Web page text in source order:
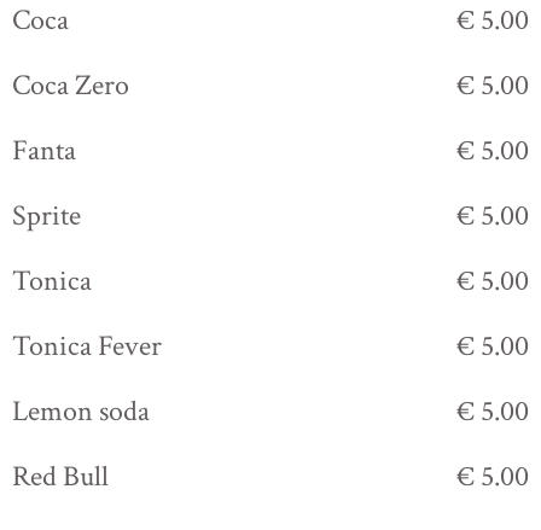
Coca
€ 5.00
Coca Zero
€ 5.00
Fanta
€ 5.00
Sprite
€ 5.00
Tonica
€ 5.00
Tonica Fever
€ 5.00
Lemon soda
€ 5.00
Red Bull
€ 5.00